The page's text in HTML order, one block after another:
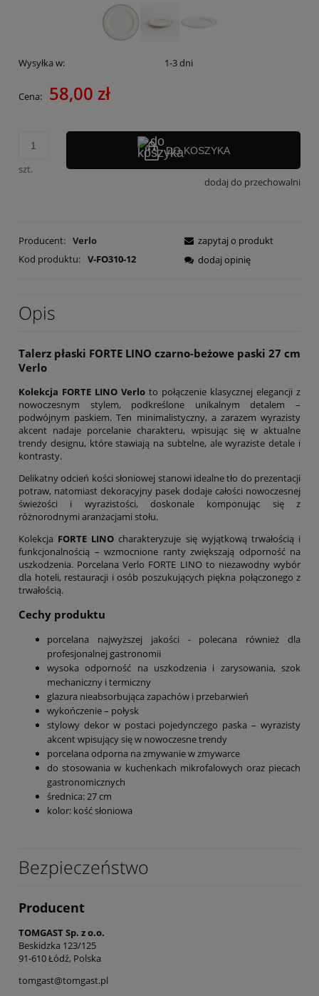
Wysyłka w: 1-3 dni
Cena: 58,00 zł
szt.
DO KOSZYKA
dodaj do przechowalni
Producent: Verlo
Kod produktu: V-FO310-12
zapytaj o produkt
dodaj opinię
Opis
Talerz płaski FORTE LINO czarno-beżowe paski 27 cm
Verlo
Kolekcja FORTE LINO Verlo to połączenie klasycznej elegancji z
nowoczesnym stylem, podkreślone unikalnym detalem –
podwójnym paskiem. Ten minimalistyczny, a zarazem wyrazisty
akcent nadaje porcelanie charakteru, wpisując się w aktualne
trendy designu, które stawiają na subtelne, ale wyraziste detale i
kontrasty.
Delikatny odcień kości słoniowej stanowi idealne tło do prezentacji
potraw, natomiast dekoracyjny pasek dodaje całości nowoczesnej
świeżości i wyrazistości, doskonale komponując się z
różnorodnymi aranżacjami stołu.
Kolekcja FORTE LINOcharakteryzuje się wyjątkową trwałością i
funkcjonalnością – wzmocnione ranty zwiększają odporność na
uszkodzenia. Porcelana Verlo FORTE LINO to niezawodny wybór
dla hoteli, restauracji i osób poszukujących piękna połączonego z
trwałością.
Cechy produktu
porcelana najwyższej jakości - polecana również dla
profesjonalnej gastronomii
wysoka odporność na uszkodzenia i zarysowania, szok
mechaniczny i termiczny
glazura nieabsorbująca zapachów i przebarwień
wykończenie – połysk
stylowy dekor w postaci pojedynczego paska – wyrazisty
akcent wpisujący się w nowoczesne trendy
porcelana odporna na zmywanie w zmywarce
do stosowania w kuchenkach mikrofalowych oraz piecach
gastronomicznych
średnica: 27 cm
kolor: kość słoniowa
Bezpieczeństwo
Producent
TOMGAST Sp. z o.o.
Beskidzka 123/125
91-610 Łódź, Polska
tomgast@tomgast.pl